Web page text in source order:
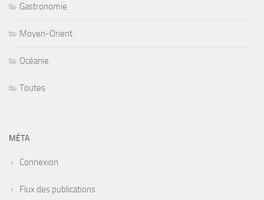
Gastronomie
Moyen-Orient
Océanie
Toutes
MÉTA
Connexion
Flux des publications